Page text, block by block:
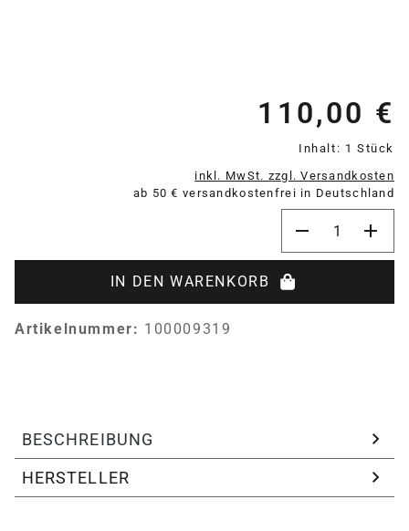
110,00 €
Inhalt: 1 Stück
inkl. MwSt. zzgl. Versandkosten
ab 50 € versandkostenfrei in Deutschland
IN DEN WARENKORB
Artikelnummer: 100009319
BESCHREIBUNG
HERSTELLER